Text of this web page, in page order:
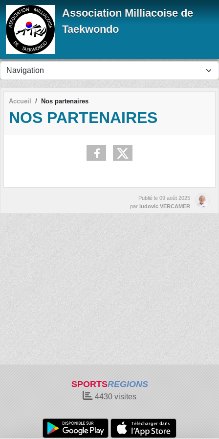
Association Milliacoise de
Taekwondo
Accueil Nos partenaires
NOS PARTENAIRES
Publié le 09 août 2025
par ludovic VERCAMER
SPORTSREGIONS
4430 visites
Panneau de gestion des cookies